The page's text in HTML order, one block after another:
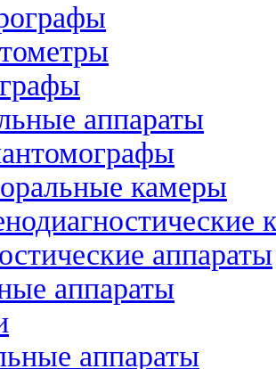
аппараты
камеры
аппараты
аппараты
аппараты